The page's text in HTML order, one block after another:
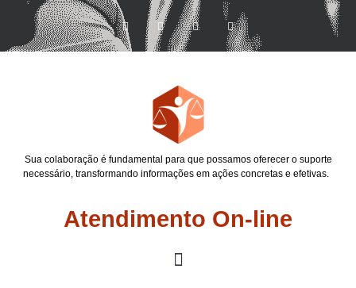
Sua colaboração é fundamental para que possamos oferecer o suporte
necessário, transformando informações em ações concretas e efetivas.
Atendimento On-line